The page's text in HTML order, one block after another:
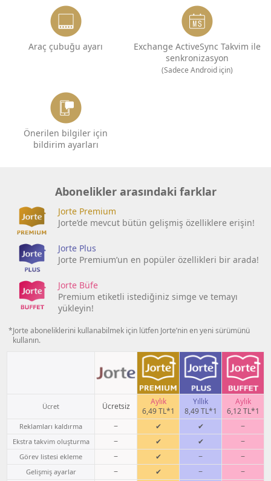
Araç çubuğu ayarı
Exchange ActiveSync Takvim ile
senkronizasyon
(Sadece Android için)
Önerilen bilgiler için
bildirim ayarları
Abonelikler arasındaki farklar
Jorte Premium
Jorte’de mevcut bütün gelişmiş özelliklere erişin!
Jorte Plus
Jorte Premium’un en popüler özellikleri bir arada!
Jorte Büfe
Premium etiketli istediğiniz simge ve temayı
yükleyin!
*Jorte aboneliklerini kullanabilmek için lütfen Jorte’nin en yeni sürümünü
kullanın.
Ücret Ücretsiz
Aylık
6,49 TL*1
Yıllık
8,49 TL*1
Aylık
6,12 TL*1
Reklamları kaldırma − ✔ ✔ −
Ekstra takvim oluşturma − ✔ ✔ −
Görev listesi ekleme − ✔ − −
Gelişmiş ayarlar − ✔ − −